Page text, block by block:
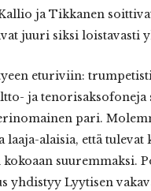
ja Tikkanen
juuri siksi loistavasti
eturiviin:
ja tenorisaksofoneja
pari.
alaisia, että tulevat
suuremmaksi.
yhdistyy Lyytisen